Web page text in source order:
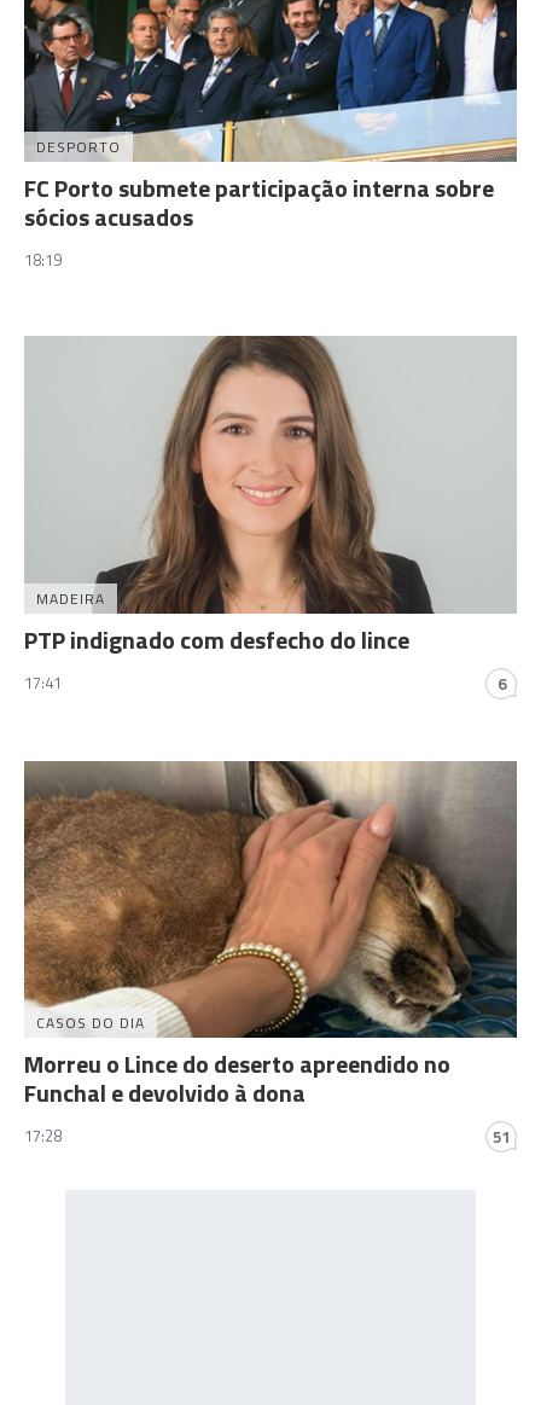
DESPORTO
FC Porto submete participação interna sobre
sócios acusados
18:19
MADEIRA
PTP indignado com desfecho do lince
17:41 6
CASOS DO DIA
Morreu o Lince do deserto apreendido no
Funchal e devolvido à dona
17:28 51